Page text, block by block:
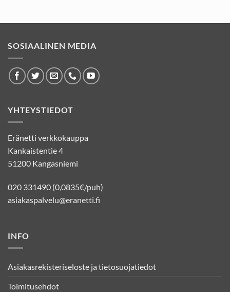
SOSIAALINEN MEDIA
YHTEYSTIEDOT
Eränetti verkkokauppa
Kankaistentie 4
51200 Kangasniemi
020 331490 (0,0835€/puh)
asiakaspalvelu@eranetti.fi
INFO
Asiakasrekisteriseloste ja tietosuojatiedot
Toimitusehdot